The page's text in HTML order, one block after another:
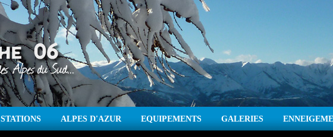
STATIONS ALPES D'AZUR EQUIPEMENTS GALERIES